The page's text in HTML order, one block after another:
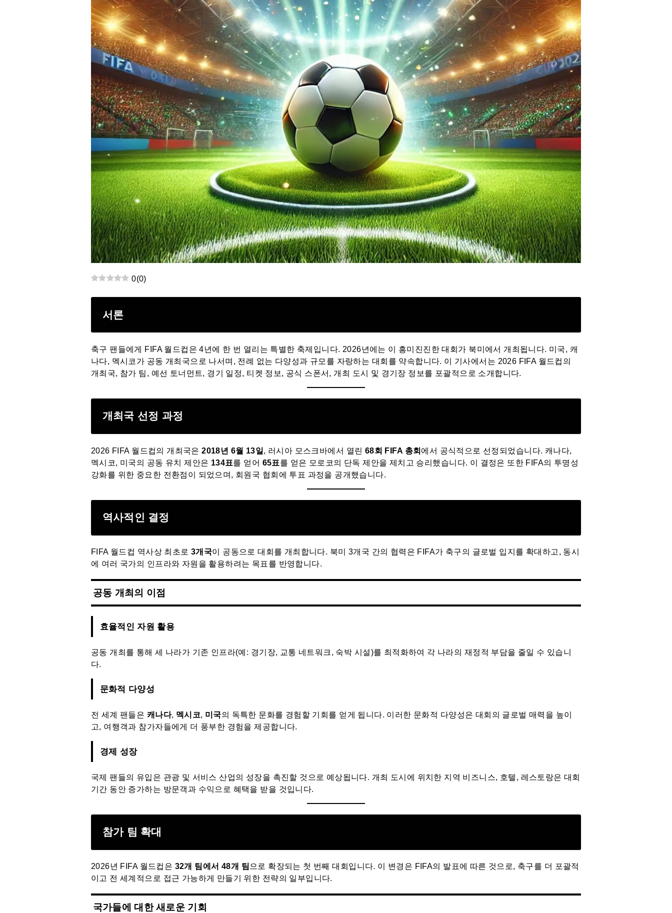
0(0)
서론
축구 팬들에게 FIFA 월드컵은 4년에 한 번 열리는 특별한 축제입니다. 2026년에는 이 흥미진진한 대회가 북미에서 개최됩니다. 미국, 캐
나다, 멕시코가 공동 개최국으로 나서며, 전례 없는 다양성과 규모를 자랑하는 대회를 약속합니다. 이 기사에서는 2026 FIFA 월드컵의
개최국, 참가 팀, 예선 토너먼트, 경기 일정, 티켓 정보, 공식 스폰서, 개최 도시 및 경기장 정보를 포괄적으로 소개합니다.
개최국 선정 과정
2026 FIFA 월드컵의 개최국은2018년 6월 13일 , 러시아 모스크바에서 열린 68회 FIFA 총회에서 공식적으로 선정되었습니다. 캐나다,
멕시코, 미국의 공동 유치 제안은 134표를 얻어 65표를 얻은 모로코의 단독 제안을 제치고 승리했습니다. 이 결정은 또한 FIFA의 투명성
강화를 위한 중요한 전환점이 되었으며, 회원국 협회에 투표 과정을 공개했습니다.
역사적인 결정
FIFA 월드컵 역사상 최초로3개국이 공동으로 대회를 개최합니다. 북미 3개국 간의 협력은 FIFA가 축구의 글로벌 입지를 확대하고, 동시
에 여러 국가의 인프라와 자원을 활용하려는 목표를 반영합니다.
공동 개최의 이점
효율적인 자원 활용
공동 개최를 통해 세 나라가 기존 인프라(예: 경기장, 교통 네트워크, 숙박 시설)를 최적화하여 각 나라의 재정적 부담을 줄일 수 있습니
다.
문화적 다양성
전 세계 팬들은 캐나다, 멕시코, 미국의 독특한 문화를 경험할 기회를 얻게 됩니다. 이러한 문화적 다양성은 대회의 글로벌 매력을 높이
고, 여행객과 참가자들에게 더 풍부한 경험을 제공합니다.
경제 성장
국제 팬들의 유입은 관광 및 서비스 산업의 성장을 촉진할 것으로 예상됩니다. 개최 도시에 위치한 지역 비즈니스, 호텔, 레스토랑은 대회
기간 동안 증가하는 방문객과 수익으로 혜택을 받을 것입니다.
참가 팀 확대
2026년 FIFA 월드컵은 32개 팀에서 48개 팀 으로 확장되는 첫 번째 대회입니다. 이 변경은 FIFA의 발표에 따른 것으로, 축구를 더 포괄적
이고 전 세계적으로 접근 가능하게 만들기 위한 전략의 일부입니다.
국가들에 대한 새로운 기회